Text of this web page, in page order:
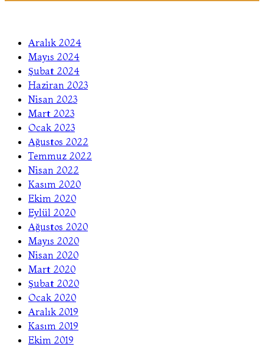
Aralık 2024
Mayıs 2024
Şubat 2024
Haziran 2023
Nisan 2023
Mart 2023
Ocak 2023
Ağustos 2022
Temmuz 2022
Nisan 2022
Kasım 2020
Ekim 2020
Eylül 2020
Ağustos 2020
Mayıs 2020
Nisan 2020
Mart 2020
Şubat 2020
Ocak 2020
Aralık 2019
Kasım 2019
Ekim 2019